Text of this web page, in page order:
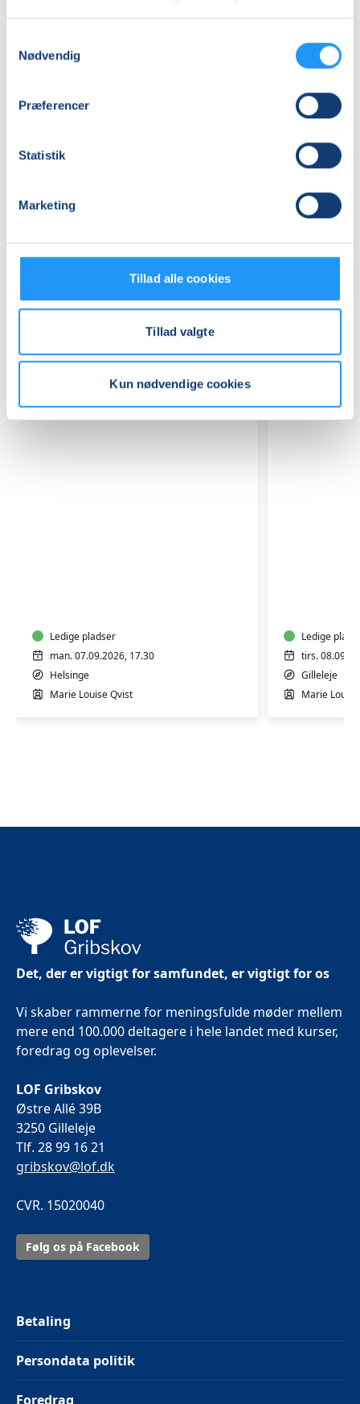
Nødvendig
Præferencer
Statistik
Marketing
Tillad alle cookies
Tillad valgte
Kun nødvendige cookies
16mødegange
Gilleleje Fysioterapi, Fiskerbakken 19, 3250
, Gilleleje
Se på kort
Praktiske oplysninger
Relaterede hold
Ledige pladser
man. 07.09.2026, 17.30
Helsinge
Marie Louise Qvist
Ledige
tirs.
Gilleleje
Marie
Det, der er vigtigt for samfundet, er vigtigt for os
Vi skaber rammerne for meningsfulde møder mellem
mere end 100.000 deltagere i hele landet med kurser,
foredrag og oplevelser.
LOF Gribskov
Østre Allé 39B
3250 Gilleleje
Tlf. 28 99 16 21
gribskov@lof.dk
CVR. 15020040
Følg os på Facebook
Betaling
Persondata politik
Foredrag